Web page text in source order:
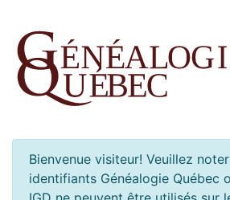
Bienvenue visiteur! Veuillez
identifiants Généalogie Québec